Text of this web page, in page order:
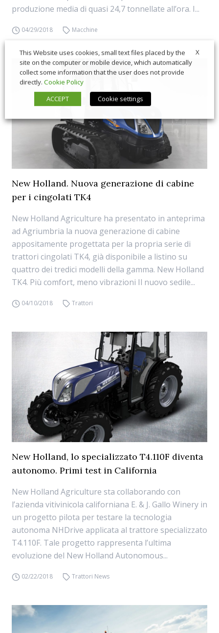
produzione media di quasi 24,7 tonnellate all’ora. I...
04/29/2018 Macchine
New Holland. Nuova generazione di cabine
per i cingolati TK4
New Holland Agriculture ha presentato in anteprima
ad Agriumbria la nuova generazione di cabine
appositamente progettata per la propria serie di
trattori cingolati TK4, già disponibile a listino su
quattro dei tredici modelli della gamma. New Holland
TK4. Più comfort, meno vibrazioni Il nuovo sedile...
04/10/2018 Trattori
New Holland, lo specializzato T4.110F diventa
autonomo. Primi test in California
New Holland Agriculture sta collaborando con
l’azienda vitivinicola californiana E. & J. Gallo Winery in
un progetto pilota per testare la tecnologia
autonoma NHDrive applicata al trattore specializzato
T4.110F. Tale progetto rappresenta l’ultima
evoluzione del New Holland Autonomous...
02/22/2018 Trattori News
X
This Website uses cookies, small text files placed by the
site on the computer or mobile device, which automatically
collect some information that the user does not provide
directly. Cookie Policy
ACCEPT
Cookie settings